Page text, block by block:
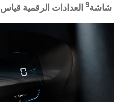
شاشة9 العدادات الرقمية قياس